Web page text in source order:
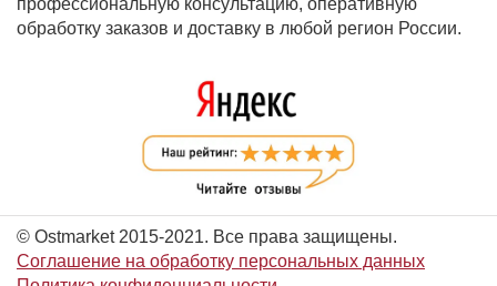
профессиональную консультацию, оперативную
обработку заказов и доставку в любой регион России.
© Ostmarket 2015-2021. Все права защищены.
Соглашение на обработку персональных данных